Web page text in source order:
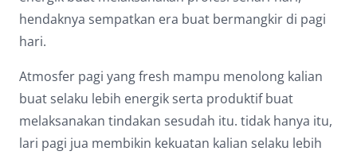
hendaknya sempatkan era buat bermangkir di pagi
hari.
Atmosfer pagi yang fresh mampu menolong kalian
buat selaku lebih energik serta produktif buat
melaksanakan tindakan sesudah itu. tidak hanya itu,
lari pagi jua membikin kekuatan kalian selaku lebih